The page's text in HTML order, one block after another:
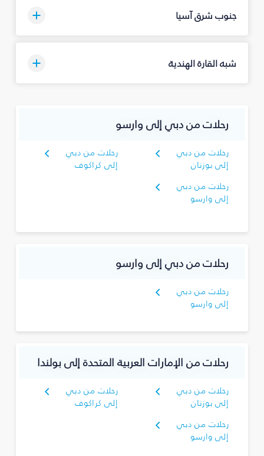
جنوب شرق آسيا
شبه القارة الهندية
رحلات من دبي إلى وارسو
رحلات من دبي
إلى بوزنان
رحلات من دبي
إلى كراكوف
رحلات من دبي
إلى وارسو
رحلات من دبي إلى وارسو
رحلات من دبي
إلى وارسو
رحلات من الإمارات العربية المتحدة إلى بولندا
رحلات من دبي
إلى بوزنان
رحلات من دبي
إلى كراكوف
رحلات من دبي
إلى وارسو